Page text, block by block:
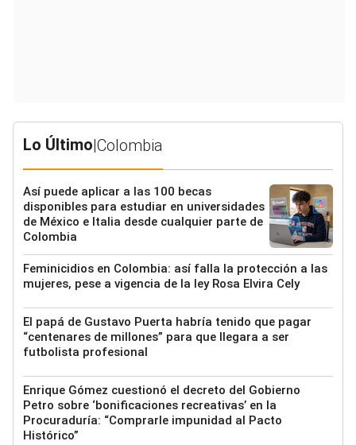
Lo Último|Colombia
Así puede aplicar a las 100 becas
disponibles para estudiar en universidades
de México e Italia desde cualquier parte de
Colombia
Feminicidios en Colombia: así falla la protección a las
mujeres, pese a vigencia de la ley Rosa Elvira Cely
El papá de Gustavo Puerta habría tenido que pagar
“centenares de millones” para que llegara a ser
futbolista profesional
Enrique Gómez cuestionó el decreto del Gobierno
Petro sobre ‘bonificaciones recreativas’ en la
Procuraduría: “Comprarle impunidad al Pacto
Histórico”